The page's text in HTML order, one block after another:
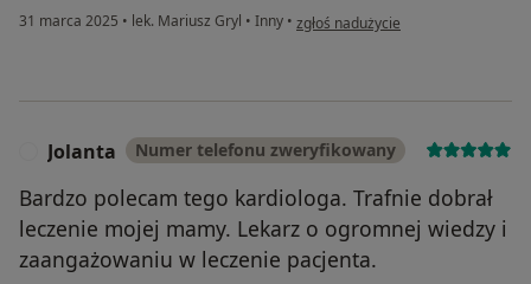
31 marca 2025 • lek. Mariusz Gryl • Inny • w opinii użytkownika Marek Wójcik
zgłoś nadużycie
Jolanta Numer telefonu zweryfikowany
Bardzo polecam tego kardiologa. Trafnie dobrał
leczenie mojej mamy. Lekarz o ogromnej wiedzy i
zaangażowaniu w leczenie pacjenta.